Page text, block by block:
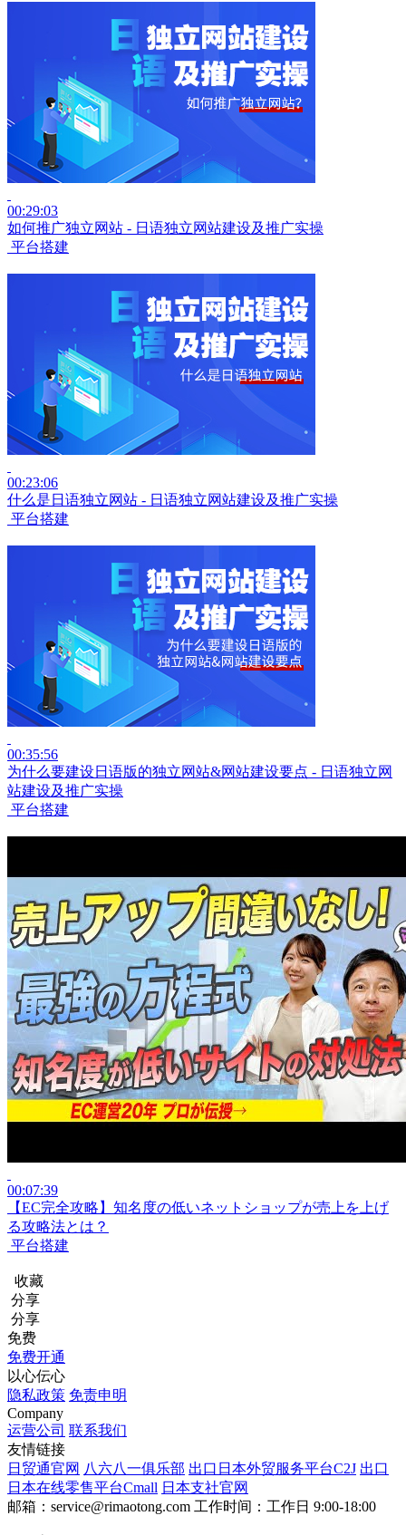
00:29:03
如何推广独立网站 - 日语独立网站建设及推广实操
平台搭建
00:23:06
什么是日语独立网站 - 日语独立网站建设及推广实操
平台搭建
00:35:56
为什么要建设日语版的独立网站&网站建设要点 - 日语独立网
站建设及推广实操
平台搭建
00:07:39
【EC完全攻略】知名度の低いネットショップが売上を上げ
る攻略法とは？
平台搭建
收藏
分享
分享
免费
免费开通
以心伝心
隐私政策 免责申明
Company
运营公司 联系我们
友情链接
日贸通官网 八六八一俱乐部 出口日本外贸服务平台C2J 出口
日本在线零售平台Cmall 日本支社官网
邮箱：service@rimaotong.com 工作时间：工作日 9:00-18:00